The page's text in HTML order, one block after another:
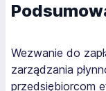
Wezwanie do
zarządzania
przedsiębiorcom